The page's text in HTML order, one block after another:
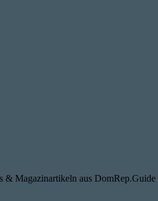
Magazinartikeln aus